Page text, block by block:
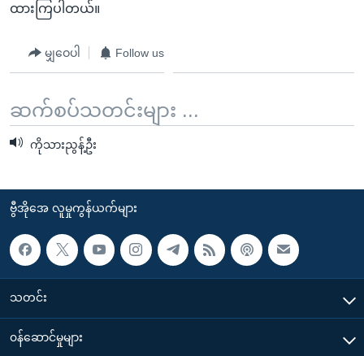
ထားကြပါတယ်။
မျှဝေပါ Follow us
ဆက်စပ်သတင်းများ ...
ကိုသားညွန့်ဦး
ဗွီအိုအေ လူမှုကွန်ယက်များ
သတင်း
၀န်ဆောင်မှုများ